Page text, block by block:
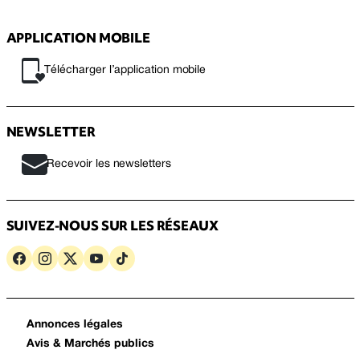
APPLICATION MOBILE
Télécharger l’application mobile
NEWSLETTER
Recevoir les newsletters
SUIVEZ-NOUS SUR LES RÉSEAUX
Annonces légales
Avis & Marchés publics